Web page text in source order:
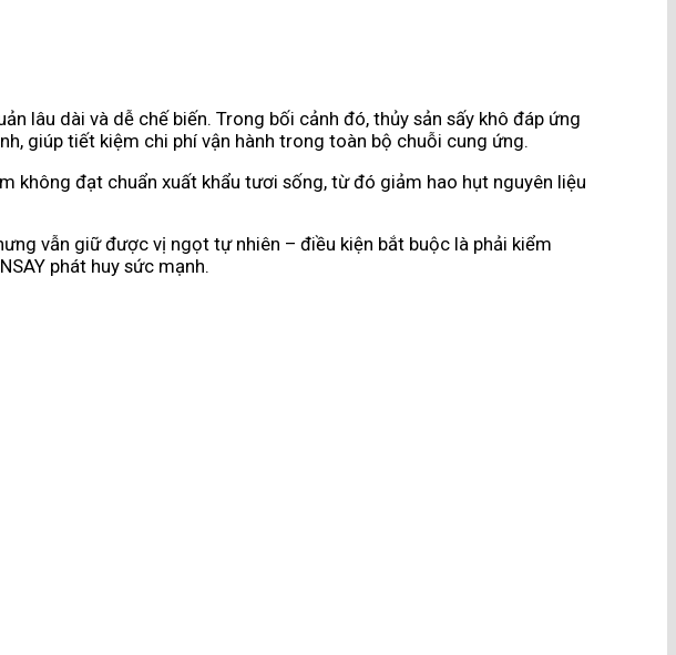
lâu dài và dễ chế biến. Trong bối cảnh đó, thủy sản sấy khô đáp ứng
giúp tiết kiệm chi phí vận hành trong toàn bộ chuỗi cung ứng.
không đạt chuẩn xuất khẩu tươi sống, từ đó giảm hao hụt nguyên liệu
vẫn giữ được vị ngọt tự nhiên – điều kiện bắt buộc là phải kiểm
phát huy sức mạnh.